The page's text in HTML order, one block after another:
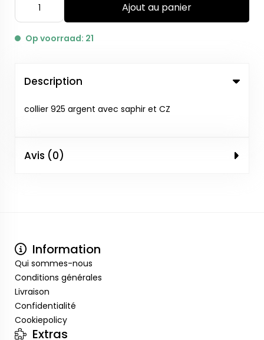
Ajout au panier
Op voorraad: 21
Description
collier 925 argent avec saphir et CZ
Avis (0)
Information
Qui sommes-nous
Conditions générales
Livraison
Confidentialité
Cookiepolicy
Extras